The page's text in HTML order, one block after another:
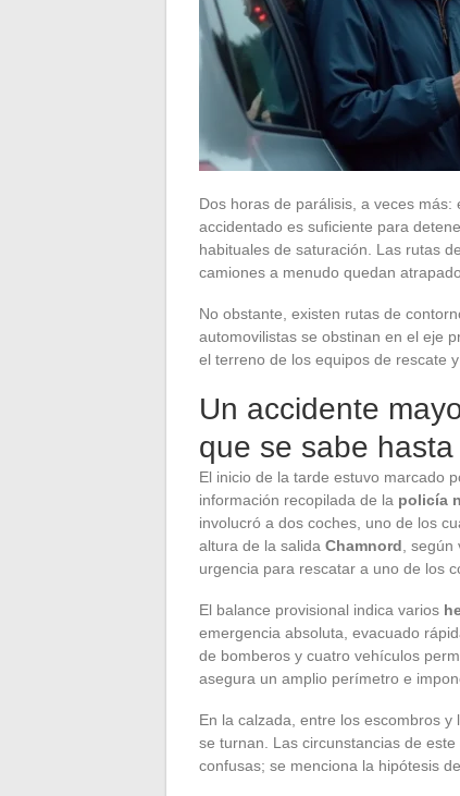
Dos horas de parálisis, a veces
accidentado es suficiente para
habituales de saturación. Las rutas
camiones a menudo quedan
No obstante, existen rutas de
automovilistas se obstinan en el eje
el terreno de los equipos de rescate
Un accidente
que se sabe
El inicio de la tarde estuvo marcado
información recopilada de la policía
involucró a dos coches, uno de los
altura de la salida Chamnord ,
urgencia para rescatar a uno de los
El balance provisional indica varios
emergencia absoluta, evacuado
de bomberos y cuatro vehículos
asegura un amplio perímetro e
En la calzada, entre los escombros
se turnan. Las circunstancias de este
confusas; se menciona la hipótesis